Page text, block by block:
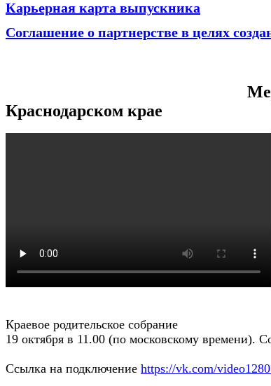
Карьерная карта выпускника
Соглашение о партнерстве в целях
Краснодарском крае
Краевое родительское собрание
19 октября в 11.00 (по московскому времени).
Ссылка на подключение https://vk.com/